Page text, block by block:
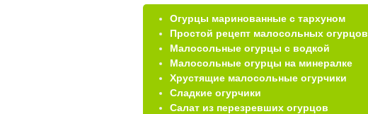
Огурцы маринованные с тархуном
Простой рецепт малосольных огурцов
Малосольные огурцы с водкой
Малосольные огурцы на минералке
Хрустящие малосольные огурчики
Сладкие огурчики
Салат из перезревших огурцов